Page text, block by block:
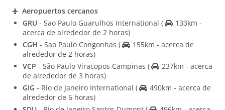
Aeropuertos cercanos
GRU - Sao Paulo Guarulhos International (
133km -
acerca de alrededor de 2 horas)
CGH - Sao Paulo Congonhas (
155km - acerca de
alrededor de 2 horas)
VCP - São Paulo Viracopos Campinas (
237km - acerca
de alrededor de 3 horas)
GIG - Rio de Janeiro International (
490km - acerca de
alrededor de 6 horas)